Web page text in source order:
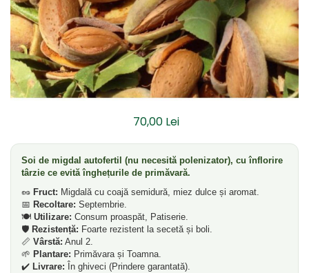
Dud
Corn
Smochin
Kaki
Mosmon
Migdal
Rodiu
70,00 Lei
Soi de migdal autofertil (nu necesită polenizator), cu înflorire
târzie ce evită înghețurile de primăvară.
🥜 Fruct: Migdală cu coajă semidură, miez dulce și aromat.
📅 Recoltare: Septembrie.
🍽️ Utilizare: Consum proaspăt, Patiserie.
🛡️ Rezistență: Foarte rezistent la secetă și boli.
📏 Vârstă: Anul 2.
🌱 Plantare: Primăvara și Toamna.
✔️ Livrare: În ghiveci (Prindere garantată).